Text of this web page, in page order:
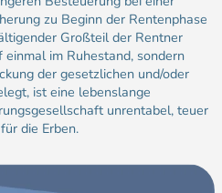
zu Beginn der Rentenphase
Großteil der Rentner
im Ruhestand, sondern
der gesetzlichen und/oder
ist eine lebenslange
unrentabel, teuer
die Erben.